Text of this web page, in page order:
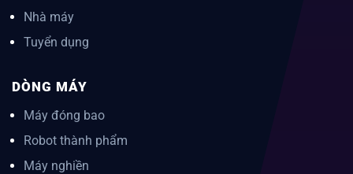
Nhà máy
Tuyển dụng
DÒNG MÁY
Máy đóng bao
Robot thành phẩm
Máy nghiền